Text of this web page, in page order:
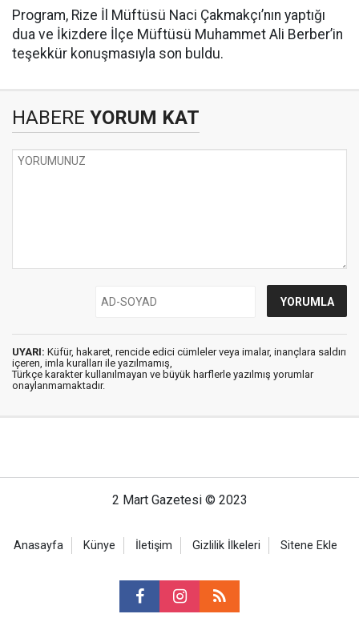
Program, Rize İl Müftüsü Naci Çakmakçı’nın yaptığı
dua ve İkizdere İlçe Müftüsü Muhammet Ali Berber’in
teşekkür konuşmasıyla son buldu.
HABERE YORUM KAT
UYARI: Küfür, hakaret, rencide edici cümleler veya imalar, inançlara saldırı
içeren, imla kuralları ile yazılmamış,
Türkçe karakter kullanılmayan ve büyük harflerle yazılmış yorumlar
onaylanmamaktadır.
2 Mart Gazetesi © 2023
Anasayfa Künye İletişim Gizlilik İlkeleri Sitene Ekle